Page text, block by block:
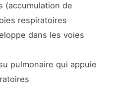
(accumulation de
respiratoires
dans les voies
pulmonaire qui appuie